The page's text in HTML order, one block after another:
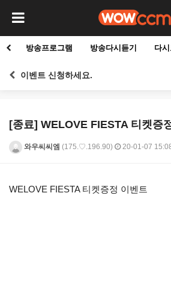
방송프로그램 방송다시듣기 다시
이벤트 신청하세요.
[종료] WELOVE FIESTA 티켓증
와우씨씨엠 (175.♡.196.90) 20-01-07
WELOVE FIESTA 티켓증정 이벤트